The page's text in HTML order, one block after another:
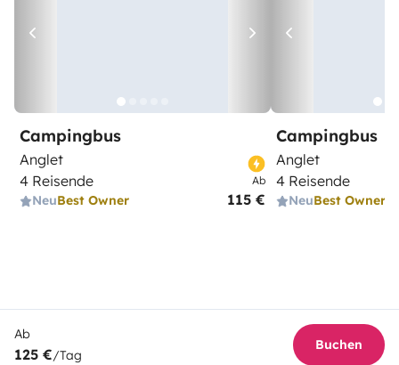
Campingbus
Anglet
4 Reisende
NeuBest Owner
Ab
115 €
Campingbus
Anglet
4 Reisende
NeuBest Owner
Ab
125 €/Tag
Buchen